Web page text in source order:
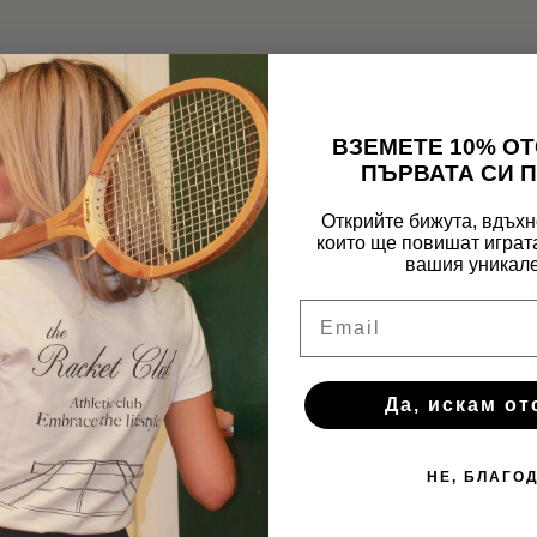
✦БЕЗПЛАТНА ДОСТАВКА НАД 60 €
ВЗЕМЕТЕ 10%
ПЪРВАТА СИ
Открийте бижута,
които ще повишат
вашия
Да, искам
НЕ,